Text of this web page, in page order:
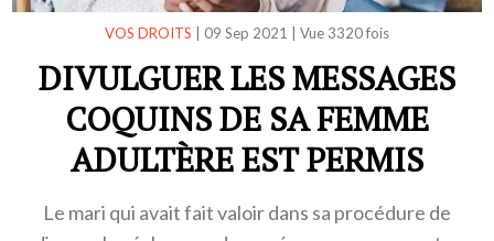
VOS DROITS | 09 Sep 2021 | Vue 3320 fois
DIVULGUER LES MESSAGES
COQUINS DE SA FEMME
ADULTÈRE EST PERMIS
Le mari qui avait fait valoir dans sa procédure de